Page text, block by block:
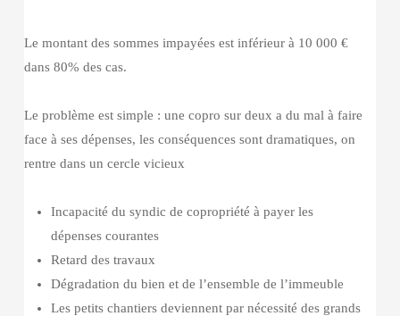
Le montant des sommes impayées est inférieur à 10 000 €
dans 80% des cas.
Le problème est simple : une copro sur deux a du mal à faire
face à ses dépenses, les conséquences sont dramatiques, on
rentre dans un cercle vicieux
Incapacité du syndic de copropriété à payer les
dépenses courantes
Retard des travaux
Dégradation du bien et de l’ensemble de l’immeuble
Les petits chantiers deviennent par nécessité des grands